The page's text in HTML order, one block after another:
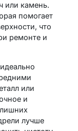
или камень.
помогает
что
ремонте и
или
и
лучше